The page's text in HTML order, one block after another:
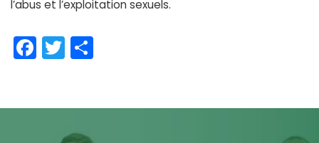
l’abus et l’exploitation sexuels.
Facebook
Twitter